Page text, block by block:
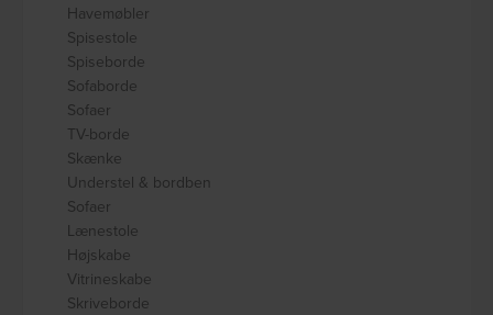
Havemøbler
Spisestole
Spiseborde
Sofaborde
Sofaer
TV-borde
Skænke
Understel & bordben
Sofaer
Lænestole
Højskabe
Vitrineskabe
Skriveborde